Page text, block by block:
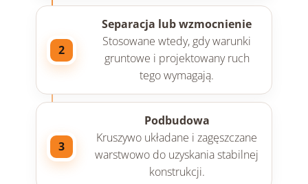
2
Separacja lub wzmocnienie
Stosowane wtedy, gdy warunki
gruntowe i projektowany ruch
tego wymagają.
3
Podbudowa
Kruszywo układane i zagęszczane
warstwowo do uzyskania stabilnej
konstrukcji.